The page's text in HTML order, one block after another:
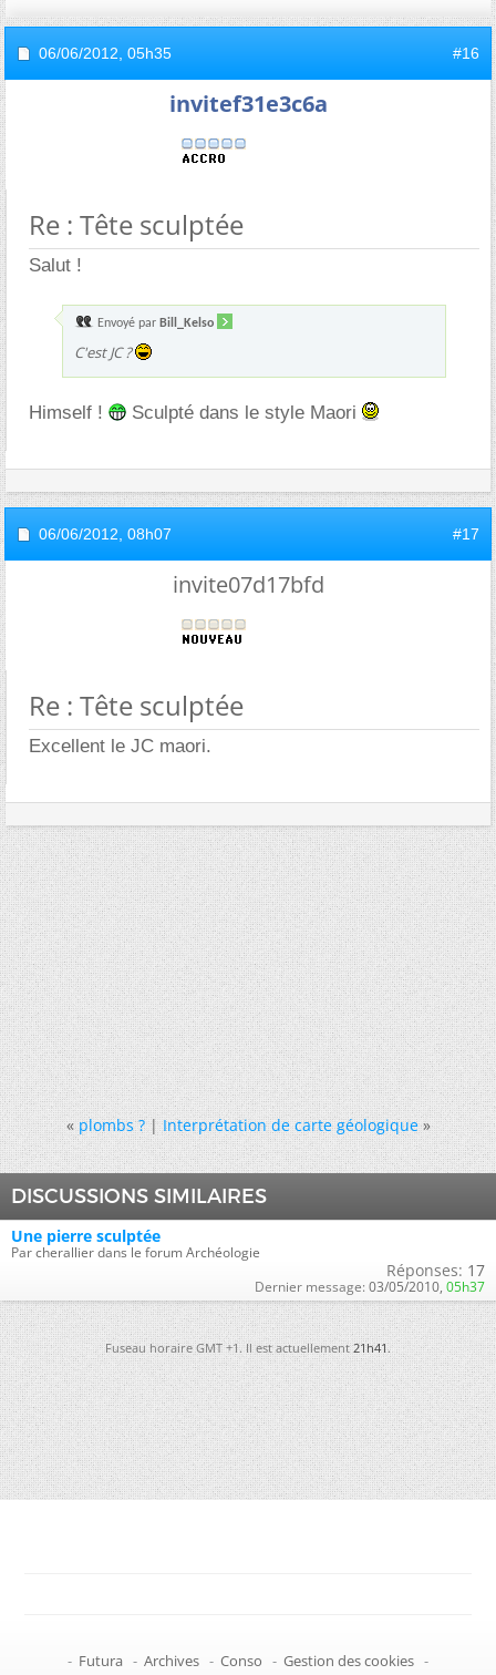
06/06/2012, 05h35 #16
invitef31e3c6a
Re : Tête sculptée
Salut !
Envoyé par Bill_Kelso
C'est JC ?
Himself ! Sculpté dans le style Maori
06/06/2012, 08h07 #17
invite07d17bfd
Re : Tête sculptée
Excellent le JC maori.
« plombs ?|Interprétation de carte géologique »
DISCUSSIONS SIMILAIRES
Une pierre sculptée
Par cherallier dans le forum Archéologie
Réponses: 17
Dernier message: 03/05/2010, 05h37
Fuseau horaire GMT +1. Il est actuellement21h41.
- Futura - Archives - Conso - Gestion des cookies -